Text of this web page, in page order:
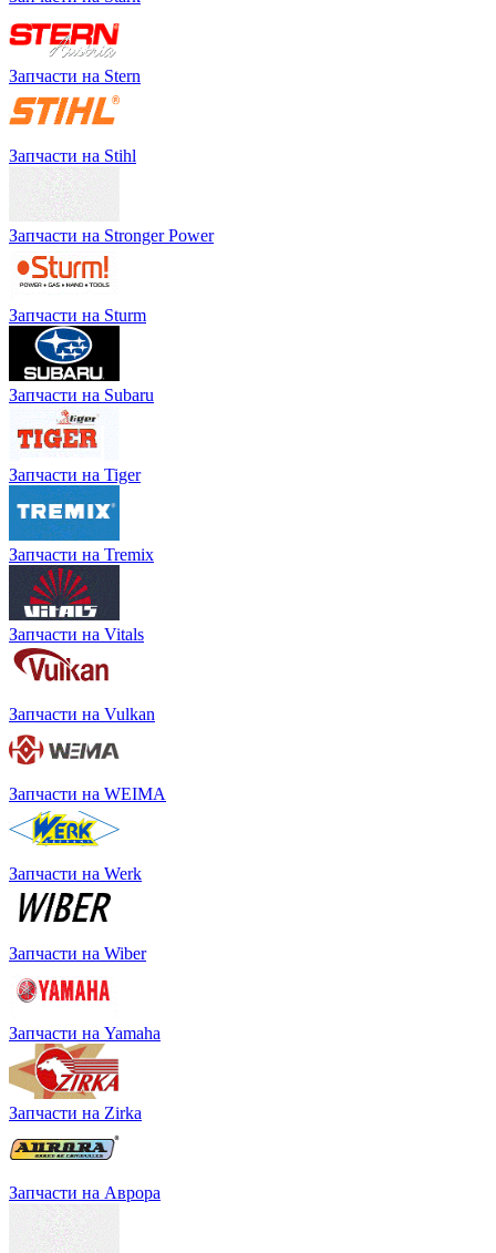
Запчасти на Stern
Запчасти на Stihl
Запчасти на Stronger Power
Запчасти на Sturm
Запчасти на Subaru
Запчасти на Tiger
Запчасти на Tremix
Запчасти на Vitals
Запчасти на Vulkan
Запчасти на WEIMA
Запчасти на Werk
Запчасти на Wiber
Запчасти на Yamaha
Запчасти на Zirka
Запчасти на Аврора